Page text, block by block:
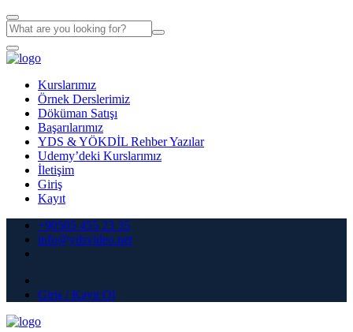
Kurslarımız
Örnek Derslerimiz
Döküman Satışı
Başarılarımız
YDS & YÖKDİL Rehber Yazılar
Udemy’deki Kurslarımız
İletişim
Giriş
Kayıt
+90505 455 23 35
info@ydsvideo.net
Giriş / Kayıt Ol